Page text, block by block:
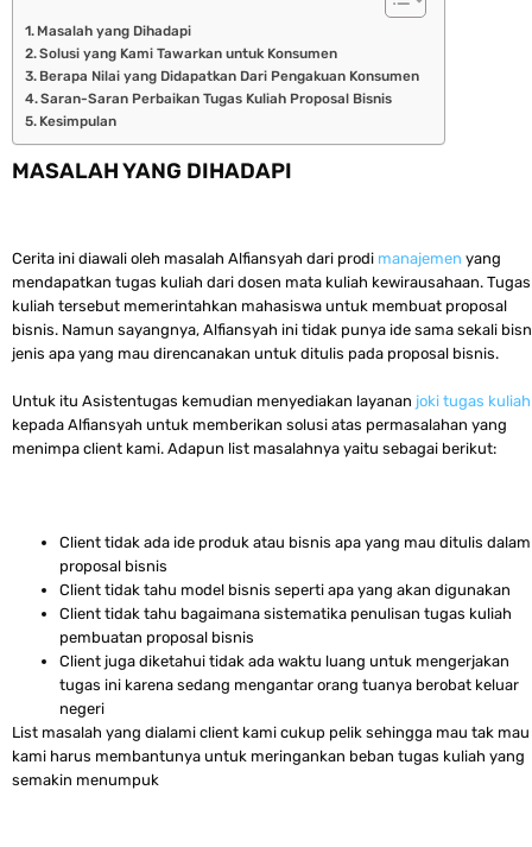
Masalah yang Dihadapi
Solusi yang Kami Tawarkan untuk Konsumen
Berapa Nilai yang Didapatkan Dari Pengakuan Konsumen
Saran-Saran Perbaikan Tugas Kuliah Proposal Bisnis
Kesimpulan
MASALAH YANG DIHADAPI
Cerita ini diawali oleh masalah Alfiansyah dari prodi manajemen yang
mendapatkan tugas kuliah dari dosen mata kuliah kewirausahaan. Tugas
kuliah tersebut memerintahkan mahasiswa untuk membuat proposal
bisnis. Namun sayangnya, Alfiansyah ini tidak punya ide sama sekali
jenis apa yang mau direncanakan untuk ditulis pada proposal bisnis.
Untuk itu Asistentugas kemudian menyediakan layanan joki tugas kuliah
kepada Alfiansyah untuk memberikan solusi atas permasalahan yang
menimpa client kami. Adapun list masalahnya yaitu sebagai berikut:
Client tidak ada ide produk atau bisnis apa yang mau ditulis dalam
proposal bisnis
Client tidak tahu model bisnis seperti apa yang akan digunakan
Client tidak tahu bagaimana sistematika penulisan tugas kuliah
pembuatan proposal bisnis
Client juga diketahui tidak ada waktu luang untuk mengerjakan
tugas ini karena sedang mengantar orang tuanya berobat keluar
negeri
List masalah yang dialami client kami cukup pelik sehingga mau tak mau
kami harus membantunya untuk meringankan beban tugas kuliah yang
semakin menumpuk